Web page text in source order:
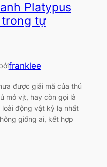
Platypus
tự
franklee
được giải mã của thú
mỏ vịt, hay còn gọi là
động vật kỳ lạ nhất
giống ai, kết hợp